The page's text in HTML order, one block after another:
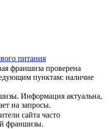
питания
франшиза проверена
пунктам: наличие
Информация актуальна,
на запросы.
сайта часто
франшизы.